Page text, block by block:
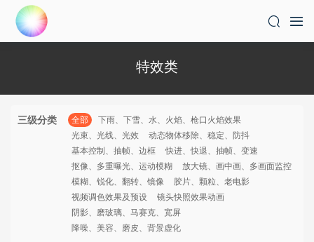
特效类
三级分类 全部
下雨、下雪、水、火焰、枪口火焰效果
光束、光线、光效
动态物体移除、稳定、防抖
基本控制、抽帧、边框
快进、快退、抽帧、变速
抠像、多重曝光、运动模糊
放大镜、画中画、多画面监控
模糊、锐化、翻转、镜像
胶片、颗粒、老电影
视频调色效果及预设
镜头快照效果动画
阴影、磨玻璃、马赛克、宽屏
降噪、美容、磨皮、背景虚化